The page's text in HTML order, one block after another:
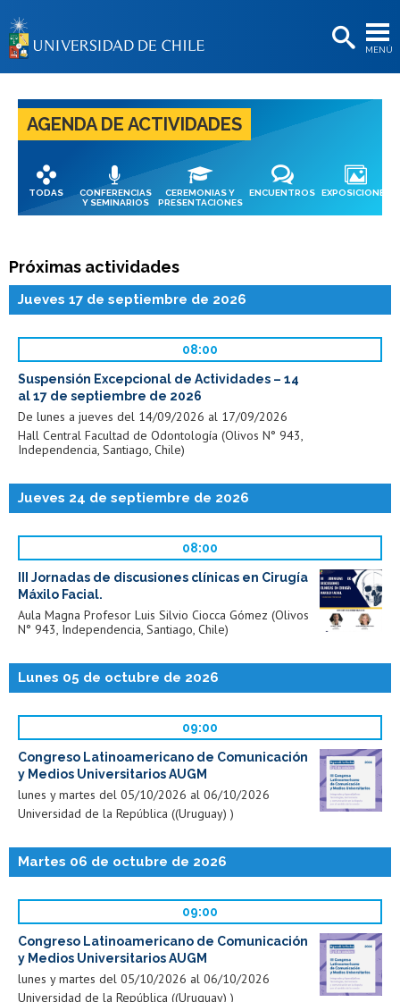
MENÚ
BIBLIOTECAS
Postulantes
Estudiantes
Académicas/os
Egresadas/os
AGENDA DE ACTIVIDADES
TODAS
CONFERENCIAS
Y SEMINARIOS
CEREMONIAS Y
PRESENTACIONES
ENCUENTROS EXPOSICIONES
Próximas actividades
Jueves 17 de septiembre de 2026
08:00
Suspensión Excepcional de Actividades – 14
al 17 de septiembre de 2026
De lunes a jueves del 14/09/2026 al 17/09/2026
Hall Central Facultad de Odontología (Olivos N° 943,
Independencia, Santiago, Chile)
Jueves 24 de septiembre de 2026
08:00
III Jornadas de discusiones clínicas en Cirugía
Máxilo Facial.
Aula Magna Profesor Luis Silvio Ciocca Gómez (Olivos
N° 943, Independencia, Santiago, Chile)
Lunes 05 de octubre de 2026
09:00
Congreso Latinoamericano de Comunicación
y Medios Universitarios AUGM
lunes y martes del 05/10/2026 al 06/10/2026
Universidad de la República ((Uruguay) )
Martes 06 de octubre de 2026
09:00
Congreso Latinoamericano de Comunicación
y Medios Universitarios AUGM
lunes y martes del 05/10/2026 al 06/10/2026
Universidad de la República ((Uruguay) )